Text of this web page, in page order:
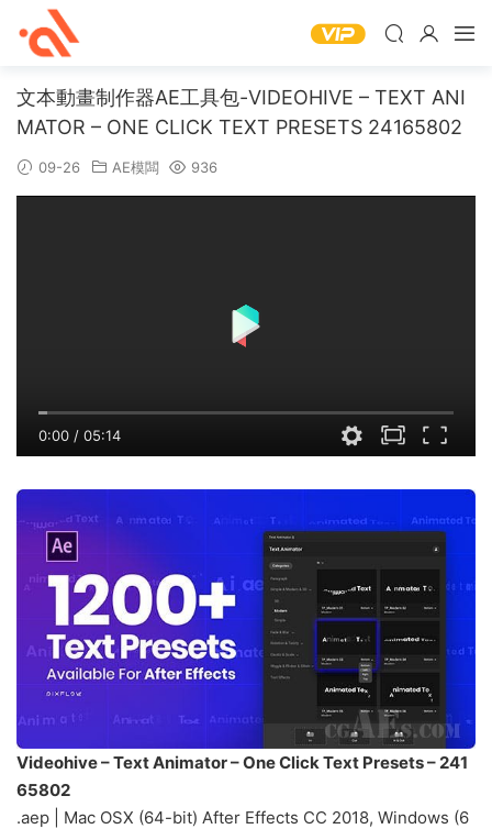
文本動畫制作器AE工具包-VIDEOHIVE – TEXT ANI
MATOR – ONE CLICK TEXT PRESETS 24165802
09-26 AE模闆 936
0:00 / 05:14
Videohive – Text Animator – One Click Text Presets – 241
65802
.aep | Mac OSX (64-bit) After Effects CC 2018, Windows (6